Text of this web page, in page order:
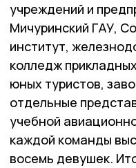
учреждений и
Мичуринский ГАУ,
институт,
колледж
юных туристов,
отдельные
учебной
каждой команды
восемь девушек.